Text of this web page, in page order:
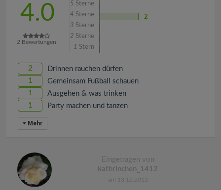
4.0
2 Bewertungen
5 Sterne
4 Sterne
2
3 Sterne
2 Sterne
1 Stern
2 Drinnen rauchen dürfen
1 Gemeinsam Fußball schauen
1 Ausgehen & was trinken
1 Party machen und tanzen
Mehr
Eingetragen von
kathrinchen_1412
am 13.12.2012
a
i
o